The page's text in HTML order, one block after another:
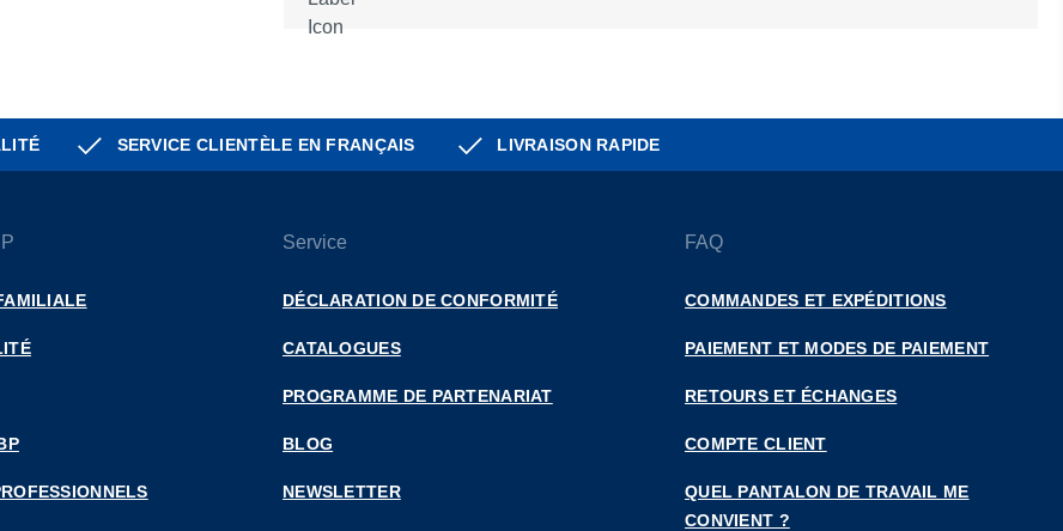
SERVICE CLIENTÈLE EN FRANÇAIS LIVRAISON RAPIDE
Service
DÉCLARATION DE CONFORMITÉ
CATALOGUES
PROGRAMME DE PARTENARIAT
BLOG
NEWSLETTER
FAQ
COMMANDES ET EXPÉDITIONS
PAIEMENT ET MODES DE PAIEMENT
RETOURS ET ÉCHANGES
COMPTE CLIENT
QUEL PANTALON DE TRAVAIL ME
CONVIENT ?